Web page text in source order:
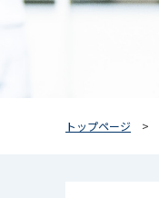
トップページ